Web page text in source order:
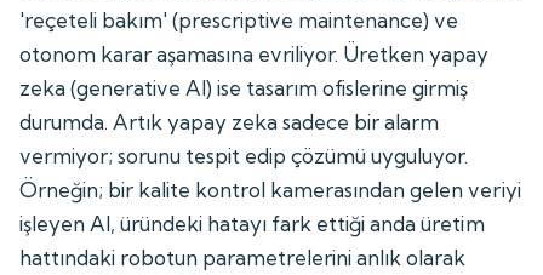
'reçeteli bakım' (prescriptive maintenance) ve
otonom karar aşamasına evriliyor. Üretken yapay
zeka (generative AI) ise tasarım ofislerine girmiş
durumda. Artık yapay zeka sadece bir alarm
vermiyor; sorunu tespit edip çözümü uyguluyor.
Örneğin; bir kalite kontrol kamerasından gelen veriyi
işleyen AI, üründeki hatayı fark ettiği anda üretim
hattındaki robotun parametrelerini anlık olarak